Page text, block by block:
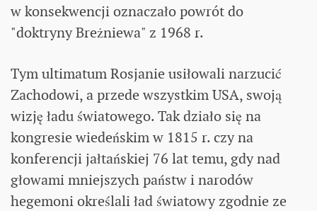
w konsekwencji oznaczało powrót do
"doktryny Breżniewa" z 1968 r.
Tym ultimatum Rosjanie usiłowali narzucić
Zachodowi, a przede wszystkim USA, swoją
wizję ładu światowego. Tak działo się na
kongresie wiedeńskim w 1815 r. czy na
konferencji jałtańskiej 76 lat temu, gdy nad
głowami mniejszych państw i narodów
hegemoni określali ład światowy zgodnie ze